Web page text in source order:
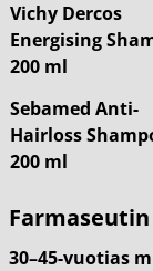
Vichy Dercos
Energising
200 ml
Sebamed Anti-
Hairloss
200 ml
30–45-vuotias